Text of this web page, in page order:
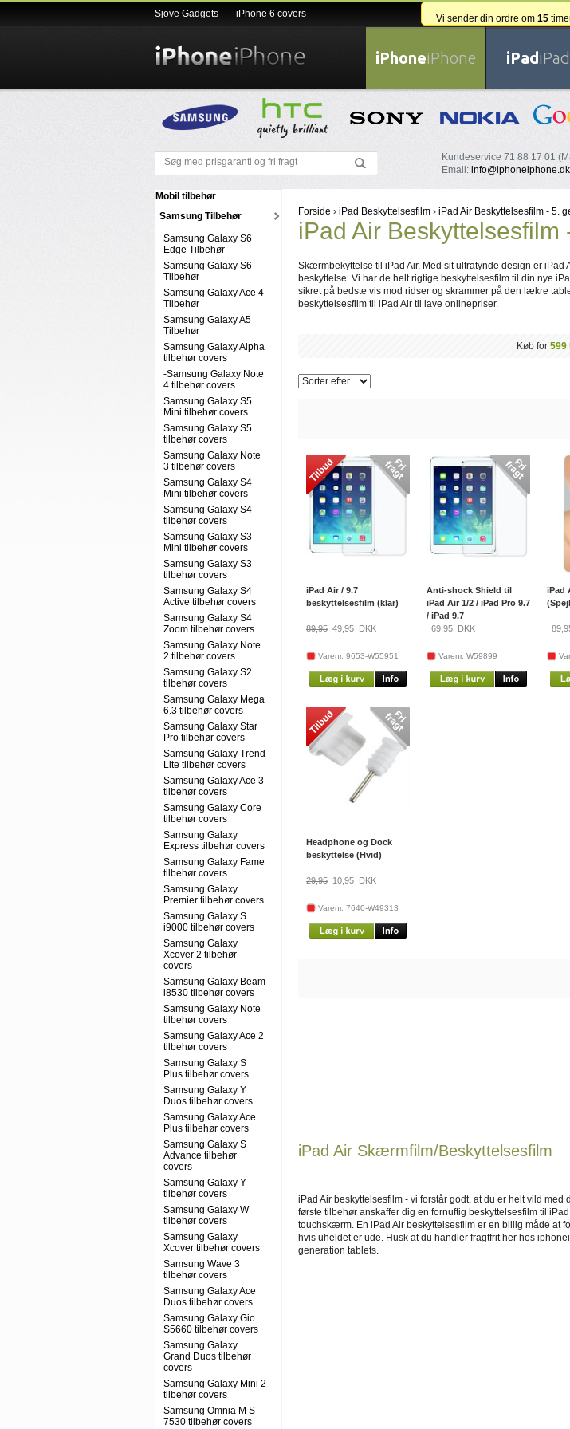
Sjove Gadgets- iPhone 6 covers Vi sender din ordre om 15
Mobil tilbehør
Samsung Tilbehør
Samsung Galaxy S6
Edge Tilbehør
Samsung Galaxy S6
Tilbehør
Samsung Galaxy Ace 4
Tilbehør
Samsung Galaxy A5
Tilbehør
Samsung Galaxy Alpha
tilbehør covers
-Samsung Galaxy Note
4 tilbehør covers
Samsung Galaxy S5
Mini tilbehør covers
Samsung Galaxy S5
tilbehør covers
Samsung Galaxy Note
3 tilbehør covers
Samsung Galaxy S4
Mini tilbehør covers
Samsung Galaxy S4
tilbehør covers
Samsung Galaxy S3
Mini tilbehør covers
Samsung Galaxy S3
tilbehør covers
Samsung Galaxy S4
Active tilbehør covers
Samsung Galaxy S4
Zoom tilbehør covers
Samsung Galaxy Note
2 tilbehør covers
Samsung Galaxy S2
tilbehør covers
Samsung Galaxy Mega
6.3 tilbehør covers
Samsung Galaxy Star
Pro tilbehør covers
Samsung Galaxy Trend
Lite tilbehør covers
Samsung Galaxy Ace 3
tilbehør covers
Samsung Galaxy Core
tilbehør covers
Samsung Galaxy
Express tilbehør covers
Samsung Galaxy Fame
tilbehør covers
Samsung Galaxy
Premier tilbehør covers
Samsung Galaxy S
i9000 tilbehør covers
Samsung Galaxy
Xcover 2 tilbehør
covers
Samsung Galaxy Beam
i8530 tilbehør covers
Samsung Galaxy Note
tilbehør covers
Samsung Galaxy Ace 2
tilbehør covers
Samsung Galaxy S
Plus tilbehør covers
Samsung Galaxy Y
Duos tilbehør covers
Samsung Galaxy Ace
Plus tilbehør covers
Samsung Galaxy S
Advance tilbehør
covers
Samsung Galaxy Y
tilbehør covers
Samsung Galaxy W
tilbehør covers
Samsung Galaxy
Xcover tilbehør covers
Samsung Wave 3
tilbehør covers
Samsung Galaxy Ace
Duos tilbehør covers
Samsung Galaxy Gio
S5660 tilbehør covers
Samsung Galaxy
Grand Duos tilbehør
covers
Samsung Galaxy Mini 2
tilbehør covers
Samsung Omnia M S
7530 tilbehør covers
iPhoneiPhone iPadiPad
Kundeservice 71 88 17 01
Email: info@iphoneiphone.dk
Forside › iPad Beskyttelsesfilm› iPad Air Beskyttelsesfilm - 5.
iPad Air Beskyttelsesfilm
Skærmbekyttelse til iPad Air. Med sit ultratynde design er iPad
beskyttelse. Vi har de helt rigtige beskyttelsesfilm til din nye
sikret på bedste vis mod ridser og skrammer på den lækre
beskyttelsesfilm til iPad Air til lave onlinepriser.
Køb for 599
iPad Air / 9.7
beskyttelsesfilm (klar)
89,95 49,95 DKK
Varenr. 9653-W55951
Anti-shock Shield til
iPad Air 1/2 / iPad Pro 9.7
/ iPad 9.7
69,95 DKK
Varenr. W59899
iPad
Headphone og Dock
beskyttelse (Hvid)
29,95 10,95 DKK
Varenr. 7640-W49313
iPad Air Skærmfilm/Beskyttelsesfilm
iPad Air beskyttelsesfilm - vi forstår godt, at du er helt vild
første tilbehør anskaffer dig en fornuftig beskyttelsesfilm til
touchskærm. En iPad Air beskyttelsesfilm er en billig måde at
hvis uheldet er ude. Husk at du handler fragtfrit her hos
generation tablets.